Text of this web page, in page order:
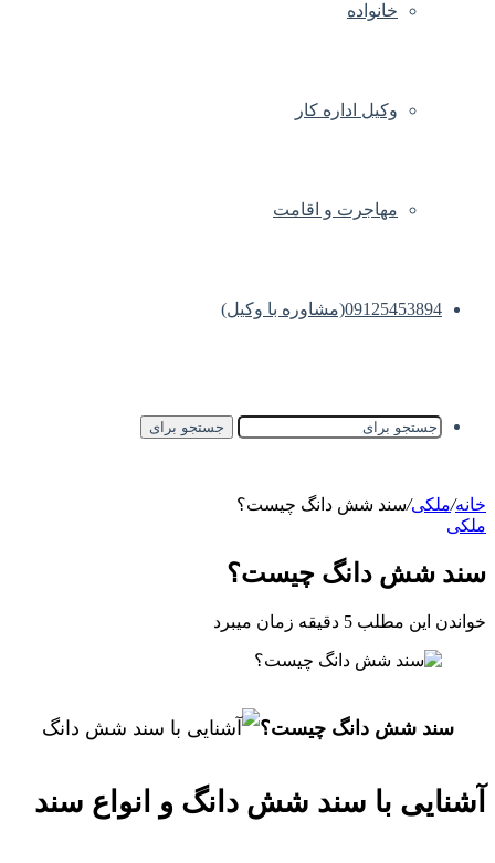
خانواده
وکیل اداره کار
مهاجرت و اقامت
09125453894(مشاوره با وکیل)
جستجو برای
خانه/ملکی/سند شش دانگ چیست؟
ملکی
سند شش دانگ چیست؟
خواندن این مطلب 5 دقیقه زمان میبرد
سند شش دانگ چیست؟
آشنایی با سند شش دانگ و انواع سند